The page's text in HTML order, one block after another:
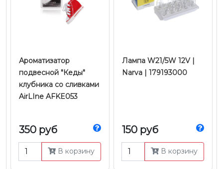
Ароматизатор
подвесной "Кеды"
клубника со сливками
AirLIne AFKE053
350 руб
В корзину
Лампа W21/5W 12V |
Narva | 179193000
150 руб
В корзину